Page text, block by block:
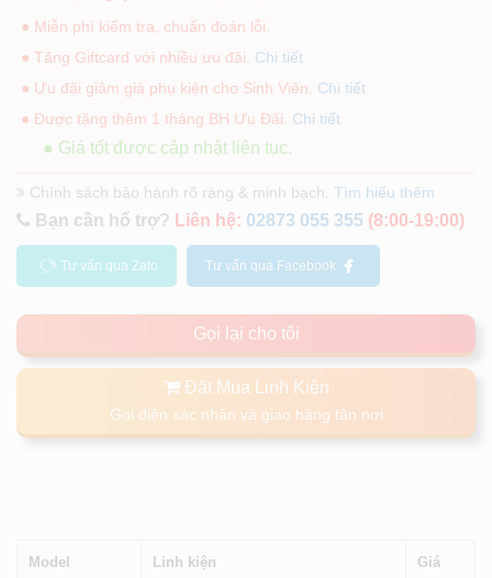
● Miễn phí kiểm tra, chuẩn đoán lỗi.
● Tặng Giftcard với nhiều ưu đãi. Chi tiết
● Ưu đãi giảm giá phụ kiện cho Sinh Viên. Chi tiết
● Được tặng thêm 1 tháng BH Ưu Đãi. Chi tiết
● Giá tốt được cập nhật liên tục.
Chính sách bảo hành rõ ràng & minh bạch. Tìm hiểu thêm
Bạn cần hổ trợ? Liên hệ: 02873 055 355 (8:00-19:00)
Tư vấn qua Zalo Tư vấn qua Facebook
Gọi lại cho tôi
Đặt Mua Linh Kiện
Gọi điện xác nhận và giao hàng tận nơi
Model Linh kiện Giá